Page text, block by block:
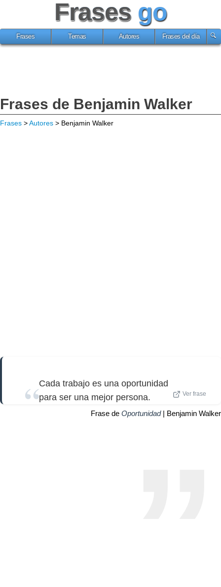
Frases go
Frases Temas Autores Frases del día
Frases de Benjamin Walker
Frases >Autores > Benjamin Walker
Cada trabajo es una oportunidad
para ser una mejor persona.
Ver frase
Frase de Oportunidad| Benjamin Walker